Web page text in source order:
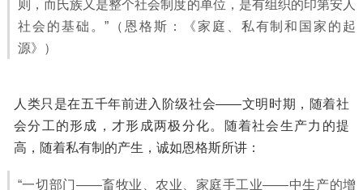
则，而氏族又是整个社会制度的单位，是有组织的印第安人
社会的基础。” （恩格斯：《家庭、私有制和国家的起
源》）
人类只是在五千年前进入阶级社会——文明时期，随着社
会分工的形成，才形成两极分化。随着社会生产力的提
高，随着私有制的产生，诚如恩格斯所讲：
“一切部门——畜牧业、农业、家庭手工业——中生产的增